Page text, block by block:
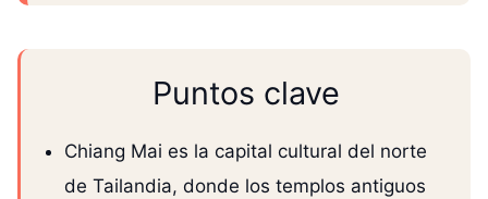
Puntos clave
Chiang Mai es la capital cultural del norte
de Tailandia, donde los templos antiguos